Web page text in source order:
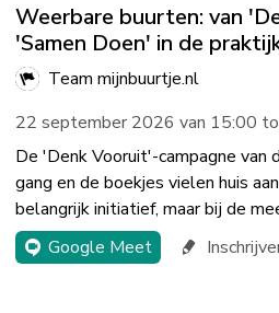
Weerbare buurten: van
'Samen Doen' in de
Team mijnbuurtje.nl
22 september 2026 van 15:00
De 'Denk Vooruit'-campagne van
gang en de boekjes vielen huis
belangrijk initiatief, maar bij de
Google Meet